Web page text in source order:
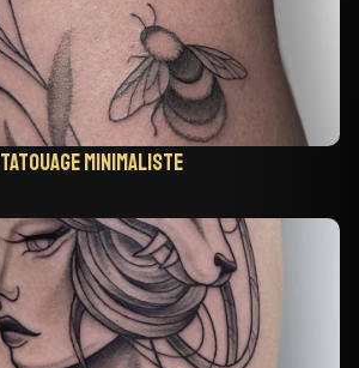
Tatouage minimaliste